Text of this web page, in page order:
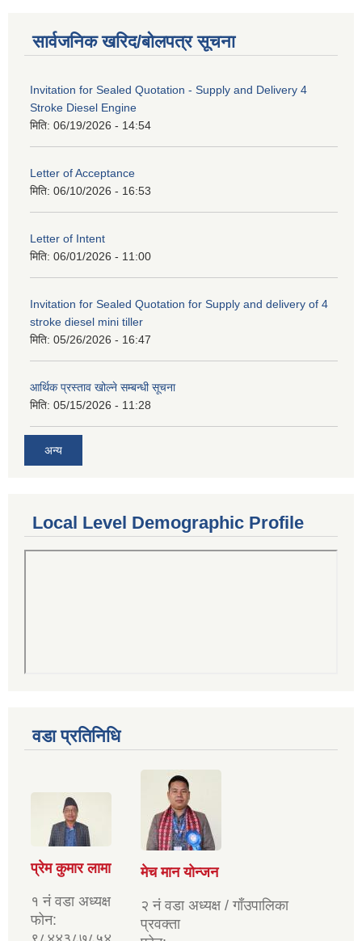
सार्वजनिक खरिद/बोलपत्र सूचना
Invitation for Sealed Quotation - Supply and Delivery 4
Stroke Diesel Engine
मिति: 06/19/2026 - 14:54
Letter of Acceptance
मिति: 06/10/2026 - 16:53
Letter of Intent
मिति: 06/01/2026 - 11:00
Invitation for Sealed Quotation for Supply and delivery of 4
stroke diesel mini tiller
मिति: 05/26/2026 - 16:47
आर्थिक प्रस्ताव खोल्ने सम्बन्धी सूचना
मिति: 05/15/2026 - 11:28
अन्य
Local Level Demographic Profile
वडा प्रतिनिधि
प्रेम कुमार लामा
१ नं वडा अध्यक्ष
फोन:
मेच मान योन्जन
२ नं वडा अध्यक्ष / गाँउपालिका
प्रवक्ता